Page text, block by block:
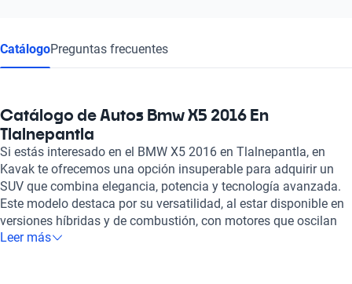
CatálogoPreguntas frecuentes
Catálogo de Autos Bmw X5 2016 En
Tlalnepantla
Si estás interesado en el BMW X5 2016 en Tlalnepantla, en
Kavak te ofrecemos una opción insuperable para adquirir un
SUV que combina elegancia, potencia y tecnología avanzada.
Este modelo destaca por su versatilidad, al estar disponible en
versiones híbridas y de combustión, con motores que oscilan
entre 2.0 y 4.4 litros, lo que garantiza un rendimiento
Leer más